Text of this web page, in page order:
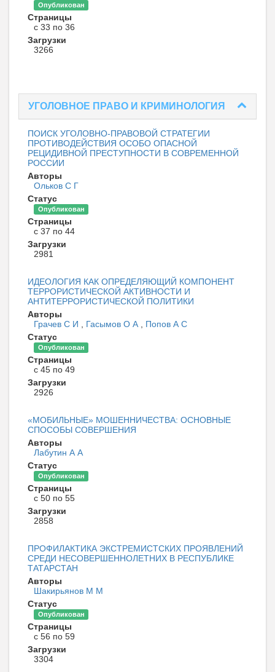
Опубликован
Страницы
с 33 по 36
Загрузки
3266
УГОЛОВНОЕ ПРАВО И КРИМИНОЛОГИЯ
ПОИСК УГОЛОВНО-ПРАВОВОЙ СТРАТЕГИИ
ПРОТИВОДЕЙСТВИЯ ОСОБО ОПАСНОЙ
РЕЦИДИВНОЙ ПРЕСТУПНОСТИ В СОВРЕМЕННОЙ
РОССИИ
Авторы
Ольков С Г
Статус
Опубликован
Страницы
с 37 по 44
Загрузки
2981
ИДЕОЛОГИЯ КАК ОПРЕДЕЛЯЮЩИЙ КОМПОНЕНТ
ТЕРРОРИСТИЧЕСКОЙ АКТИВНОСТИ И
АНТИТЕРРОРИСТИЧЕСКОЙ ПОЛИТИКИ
Авторы
Грачев С И
Гасымов О А
Попов А С
Статус
Опубликован
Страницы
с 45 по 49
Загрузки
2926
«МОБИЛЬНЫЕ» МОШЕННИЧЕСТВА: ОСНОВНЫЕ
СПОСОБЫ СОВЕРШЕНИЯ
Авторы
Лабутин А А
Статус
Опубликован
Страницы
с 50 по 55
Загрузки
2858
ПРОФИЛАКТИКА ЭКСТРЕМИСТСКИХ ПРОЯВЛЕНИЙ
СРЕДИ НЕСОВЕРШЕННОЛЕТНИХ В РЕСПУБЛИКЕ
ТАТАРСТАН
Авторы
Шакирьянов М М
Статус
Опубликован
Страницы
с 56 по 59
Загрузки
3304